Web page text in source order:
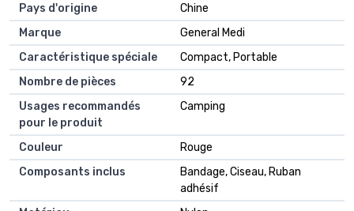
Pays d'origine
Chine
Marque
General Medi
Caractéristique spéciale
Compact, Portable
Nombre de pièces
92
Usages recommandés
pour le produit
Camping
Couleur
Rouge
Composants inclus
Bandage, Ciseau, Ruban
adhésif